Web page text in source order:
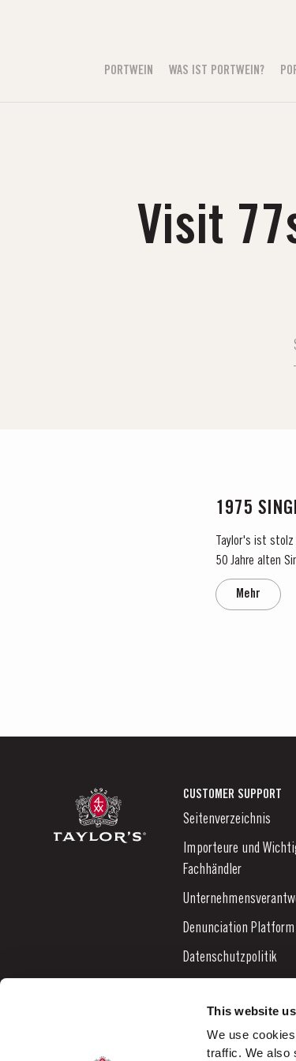
This website
We use
traffic. We also
PORTWEIN WAS IST PORTWEIN?
Visit
1975
Taylor's ist
50 Jahre alten
verkörpert
Mehr
CUSTOMER SUPPORT
Seitenverzeichnis
Importeure und
Fachhändler
Denunciation Platform
Datenschutzpolitik
Kontaktieren Sie uns